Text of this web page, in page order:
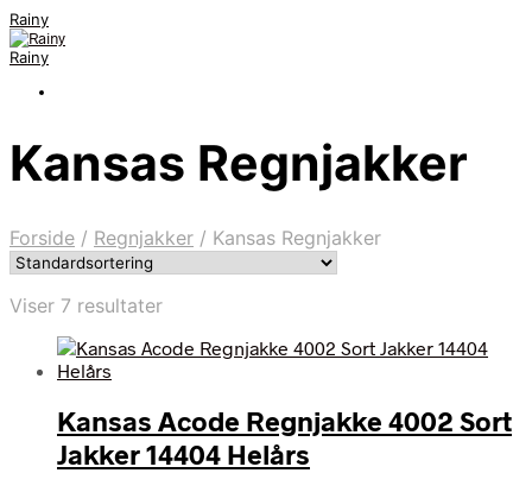
Rainy
Rainy
Kansas Regnjakker
Forside / Regnjakker / Kansas Regnjakker
Viser 7 resultater
Kansas Acode Regnjakke 4002 Sort
Jakker 14404 Helårs